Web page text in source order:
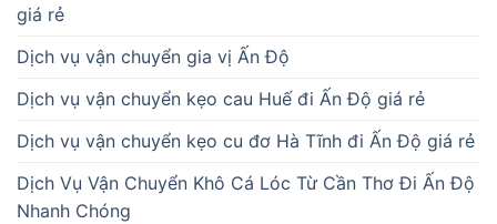
giá rẻ
Dịch vụ vận chuyển gia vị Ấn Độ
Dịch vụ vận chuyển kẹo cau Huế đi Ấn Độ giá rẻ
Dịch vụ vận chuyển kẹo cu đơ Hà Tĩnh đi Ấn Độ giá rẻ
Dịch Vụ Vận Chuyển Khô Cá Lóc Từ Cần Thơ Đi Ấn Độ
Nhanh Chóng